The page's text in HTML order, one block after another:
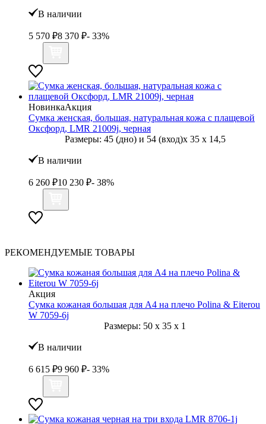
В наличии
5 570 ₽8 370 ₽- 33%
НовинкаАкция
Сумка женская, большая, натуральная кожа с плащевой
Оксфорд, LMR 21009j, черная
Размеры: 45 (дно) и 54 (вход)x 35 x 14,5
В наличии
6 260 ₽10 230 ₽- 38%
РЕКОМЕНДУЕМЫЕ ТОВАРЫ
Акция
Сумка кожаная большая для А4 на плечо Polina & Eiterou
W 7059-6j
Размеры: 50 x 35 x 1
В наличии
6 615 ₽9 960 ₽- 33%